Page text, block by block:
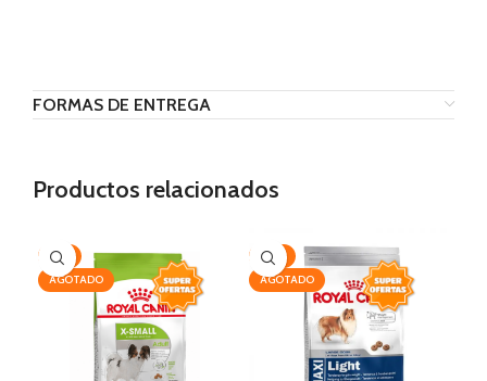
FORMAS DE ENTREGA
Productos relacionados
-7%
AGOTADO
-19%
AGOTADO